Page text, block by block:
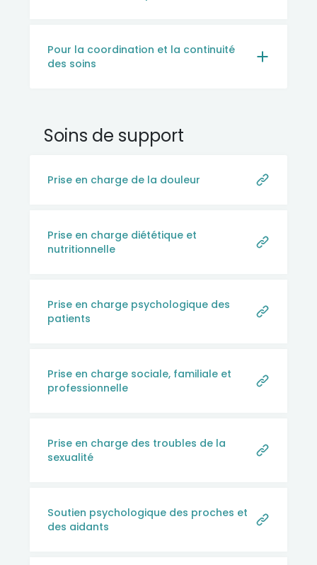
Pour la coordination et la continuité
des soins
Soins de support
Prise en charge de la douleur
Prise en charge diététique et
nutritionnelle
Prise en charge psychologique des
patients
Prise en charge sociale, familiale et
professionnelle
Prise en charge des troubles de la
sexualité
Soutien psychologique des proches et
des aidants